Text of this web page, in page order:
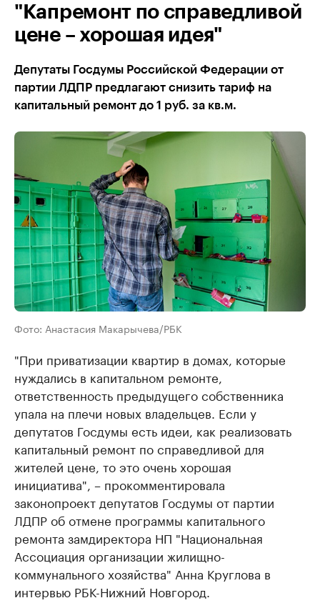
"Капремонт по справедливой
цене – хорошая идея"
Депутаты Госдумы Российской Федерации от
партии ЛДПР предлагают снизить тариф на
капитальный ремонт до 1 руб. за кв.м.
Фото: Анастасия Макарычева/РБК
"При приватизации квартир в домах, которые
нуждались в капитальном ремонте,
ответственность предыдущего собственника
упала на плечи новых владельцев. Если у
депутатов Госдумы есть идеи, как реализовать
капитальный ремонт по справедливой для
жителей цене, то это очень хорошая
инициатива", – прокомментировала
законопроект депутатов Госдумы от партии
ЛДПР об отмене программы капитального
ремонта замдиректора НП "Национальная
Ассоциация организации жилищно-
коммунального хозяйства" Анна Круглова в
интервью РБК-Нижний Новгород.